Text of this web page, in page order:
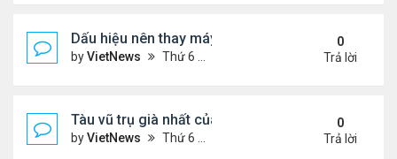
Dấu hiệu nên thay máy giặt mới
byVietNews Thứ 6 Tháng 8 19, 2022 5:09 pm
0
Trả lời
Tàu vũ trụ già nhất của NASA tròn 45 tuổi
byVietNews Thứ 6 Tháng 8 19, 2022 4:29 pm
0
Trả lời